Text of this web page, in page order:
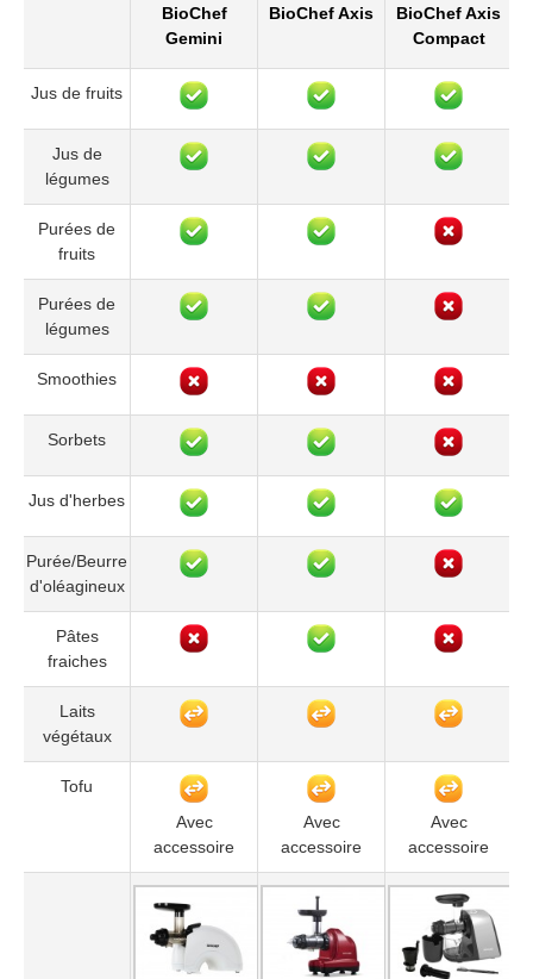
BioChef
Gemini
BioChef Axis
BioChef Axis
Compact
Jus de fruits
Jus de
légumes
Purées de
fruits
Purées de
légumes
Smoothies
Sorbets
Jus d'herbes
Purée/Beurre
d'oléagineux
Pâtes
fraiches
Laits
végétaux
Tofu
Avec
accessoire
Avec
accessoire
Avec
accessoire